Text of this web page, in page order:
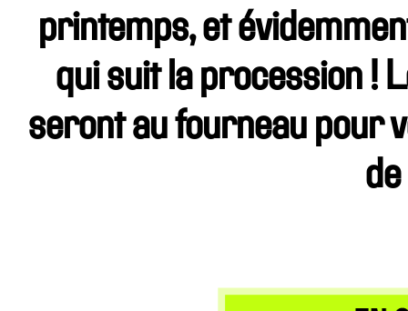
printemps, et
qui suit la procession !
seront au fourneau pour